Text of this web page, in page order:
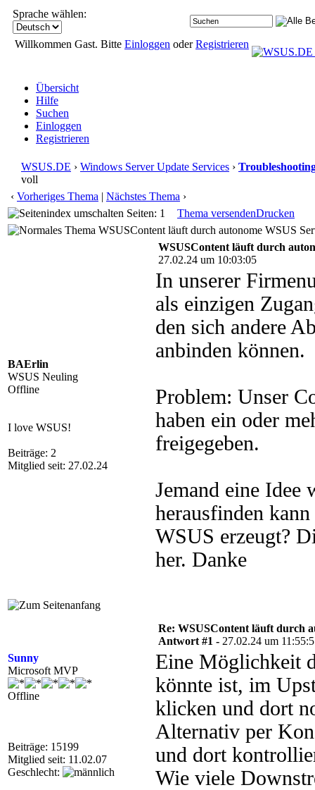
Sprache wählen:
Willkommen Gast. Bitte Einloggen oderRegistrieren
Übersicht
Hilfe
Suchen
Einloggen
Registrieren
WSUS.DE › Windows Server Update Services ›
voll
‹ Vorheriges Thema | Nächstes Thema ›
Seiten: 1
Thema versendenDrucken
WSUSContent läuft durch autonome WSUS
BAErlin
WSUS Neuling
Offline
I love WSUS!
Beiträge: 2
Mitglied seit: 27.02.24
WSUSContent läuft durch
27.02.24 um 10:03:05
In unserer
als einzigen
den sich andere
anbinden können.
Problem: Unser
haben ein oder
freigegeben.
Jemand eine
herausfinden
WSUS erzeugt?
her. Danke
Sunny
Microsoft MVP
Offline
Beiträge: 15199
Mitglied seit: 11.02.07
Geschlecht:
Re: WSUSContent läuft durch
Antwort #1 - 27.02.24 um
Eine Möglichkeit
könnte ist, im
klicken und dort
Alternativ per
und dort
Wie viele